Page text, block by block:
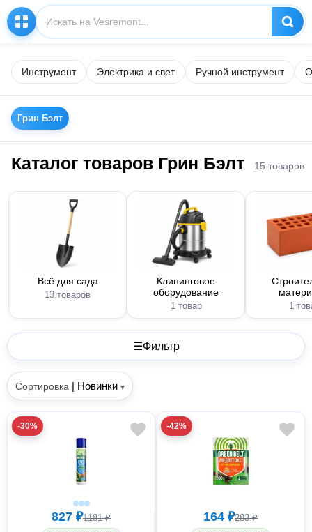
Инструмент Электрика и свет Ручной инструмент
Грин Бэлт
Каталог товаров Грин Бэлт 15 товаров
Всё для сада
13 товаров
Клининговое
оборудование
1 товар 1
☰Фильтр
Сортировка | Новинки ▾
-30%
827 ₽1181 ₽
-42%
164 ₽283 ₽